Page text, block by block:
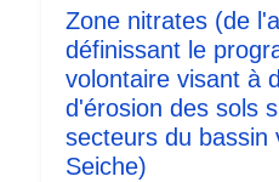
2025: removed CID 10996402
not PFAS, due to external
Zone nitrates (de
définissant le
volontaire visant à
d'érosion des sols
secteurs du bassin
Seiche)